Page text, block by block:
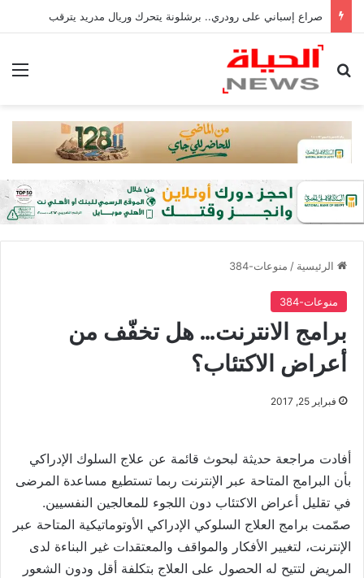
صراع إسباني على رودري.. برشلونة يتحرك وريال مدريد يترقب
بحث عن
الرئيسية / منوعات-384
منوعات-384
برامج الانترنت… هل تخفّف من
أعراض الاكتئاب؟
فبراير 25, 2017
أفادت مراجعة حديثة لبحوث قائمة عن علاج السلوك الإدراكي
بأن البرامج المتاحة عبر الإنترنت ربما تستطيع مساعدة المرضى
في تقليل أعراض الاكتئاب دون اللجوء للمعالجين النفسيين.
صمّمت برامج العلاج السلوكي الإدراكي الأوتوماتيكية المتاحة عبر
الإنترنت، لتغيير الأفكار والمواقف والمعتقدات غير البناءة لدى
المريض لتتيح له الحصول على العلاج بتكلفة أقل ودون الشعور